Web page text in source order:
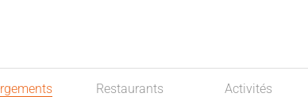
Restaurants Activités